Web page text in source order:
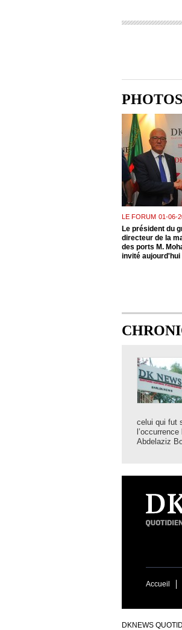
PHOTOS
LE FORUM 01-06-
Le président du
directeur de la
des ports M.
invité aujourd'hui
celui qui fut
Abdelaziz
Accueil
DKNEWS